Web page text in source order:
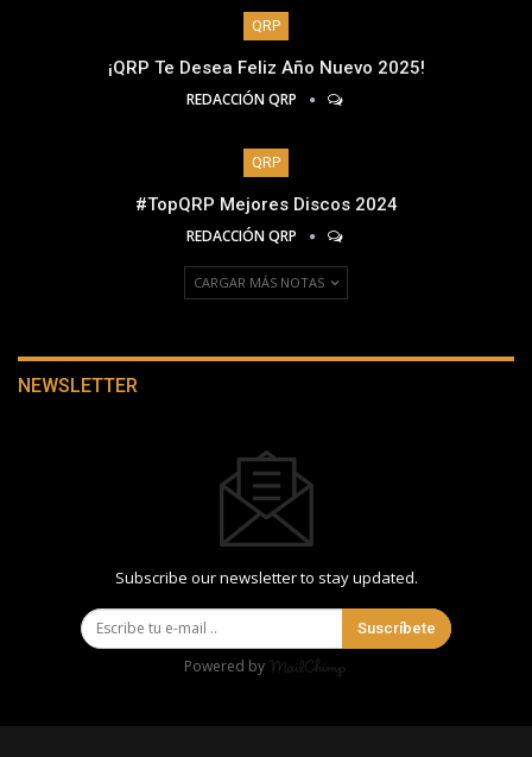
QRP
¡QRP Te Desea Feliz Año Nuevo 2025!
REDACCIÓN QRP
QRP
#TopQRP Mejores Discos 2024
REDACCIÓN QRP
CARGAR MÁS NOTAS
NEWSLETTER
Subscribe our newsletter to stay updated.
Suscríbete
Powered by